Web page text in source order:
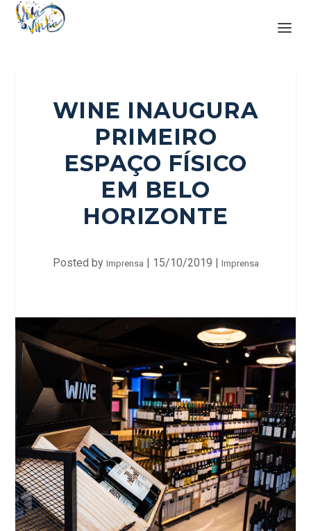
WINE INAUGURA
PRIMEIRO
ESPAÇO FÍSICO
EM BELO
HORIZONTE
Posted by Imprensa | 15/10/2019 | Imprensa